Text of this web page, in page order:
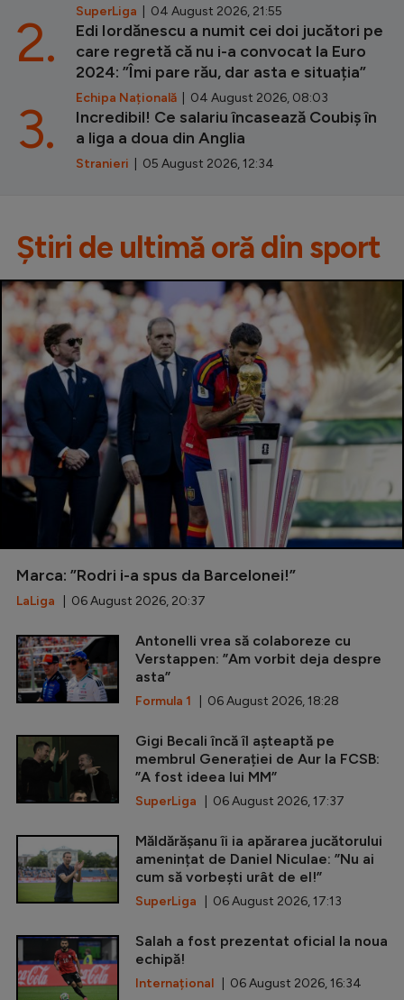
SuperLiga | 04 August 2026, 21:55
Edi Iordănescu a numit cei doi jucători pe
care regretă că nu i-a convocat la Euro
2024: ”Îmi pare rău, dar asta e situația”
Echipa Națională | 04 August 2026, 08:03
2.
Incredibil! Ce salariu încasează Coubiș în
a liga a doua din Anglia
Stranieri | 05 August 2026, 12:34
3.
Știri de ultimă oră din sport
Marca: ”Rodri i-a spus da Barcelonei!”
LaLiga | 06 August 2026, 20:37
Antonelli vrea să colaboreze cu
Verstappen: ”Am vorbit deja despre
asta”
Formula 1 | 06 August 2026, 18:28
Gigi Becali încă îl așteaptă pe
membrul Generației de Aur la FCSB:
”A fost ideea lui MM”
SuperLiga | 06 August 2026, 17:37
Măldărășanu îi ia apărarea jucătorului
amenințat de Daniel Niculae: ”Nu ai
cum să vorbești urât de el!”
SuperLiga | 06 August 2026, 17:13
Salah a fost prezentat oficial la noua
echipă!
Internațional | 06 August 2026, 16:34